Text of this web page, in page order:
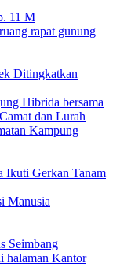
11 M
Ditingkatkan
Ikuti Gerkan Tanam
Seimbang